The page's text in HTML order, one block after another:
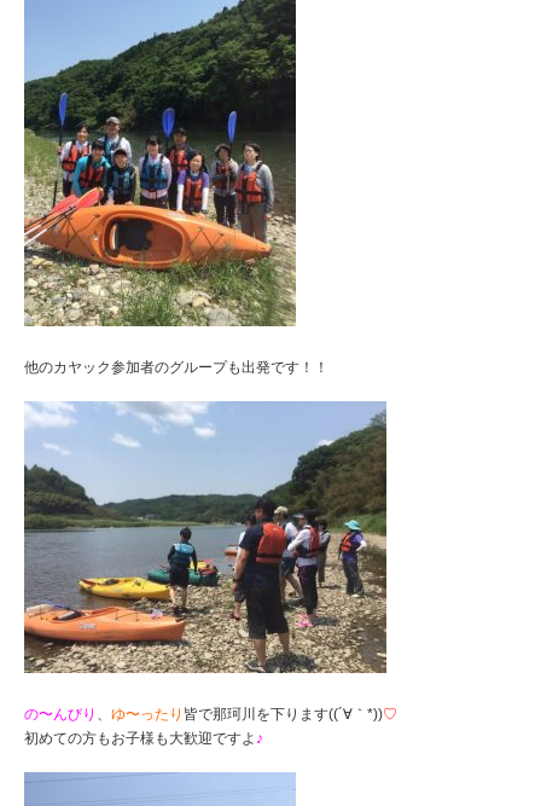
他のカヤック参加者のグループも出発です！！
の〜んびり 、 ゆ〜ったり 皆で那珂川を下ります((´∀｀*))♡
初めての方もお子様も大歓迎ですよ ♪